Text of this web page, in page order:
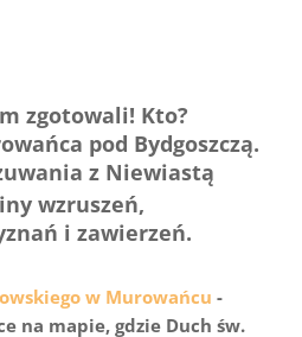
zgotowali! Kto?
pod Bydgoszczą.
z Niewiastą
wzruszeń,
i zawierzeń.
w Murowańcu -
na mapie, gdzie Duch św.